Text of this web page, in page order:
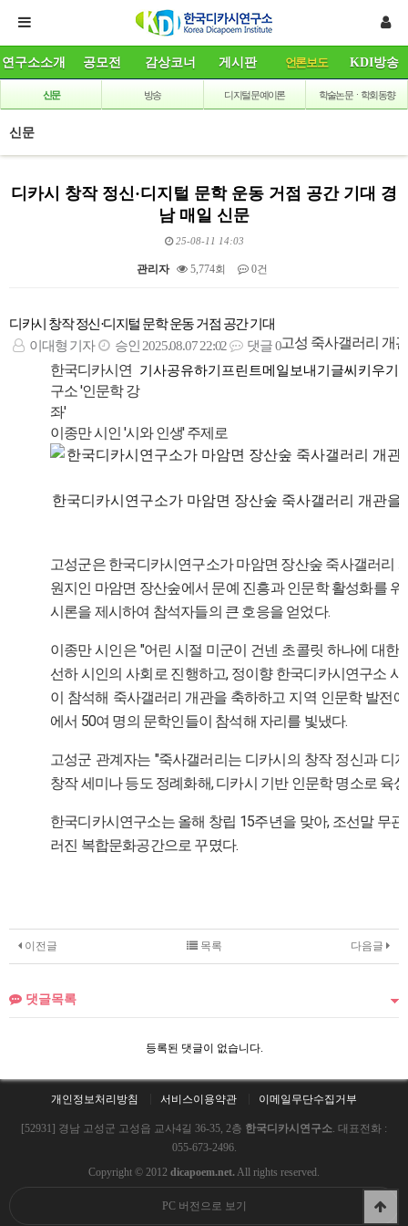
연구소소개 공모전 감상코너 게시판 언론보도 KDI방송
신문 방송 디지털 문예이론 학술논문ㆍ학회동향
신문
디카시 창작 정신·디지털 문학 운동 거점 공간 기대 경
남 매일 신문
25-08-11 14:03
관리자 5,774회 0건
디카시 창작 정신·디지털 문학 운동 거점 공간 기대
이대형 기자
승인 2025.08.07 22:02
댓글 0
기사공유하기 프린트메일보내기 글씨키우기
고성 죽사갤러리 개
한국디카시연
구소 '인문학 강
좌'
이종만 시인 '시와 인생' 주제로
한국디카시연구소가 마암면 장산숲 죽사갤러리 개관
고성군은 한국디카시연구소가 마암면 장산숲 죽사갤러리
원지인 마암면 장산숲에서 문예 진흥과 인문학 활성화를
시론을 제시하여 참석자들의 큰 호응을 얻었다.
이종만 시인은 "어린 시절 미군이 건넨 초콜릿 하나에 대
선하 시인의 사회로 진행하고, 정이향 한국디카시연구소
이 참석해 죽사갤러리 개관을 축하하고 지역 인문학 발전
에서 50여 명의 문학인들이 참석해 자리를 빛냈다.
고성군 관계자는 "죽사갤러리는 디카시의 창작 정신과 디
창작 세미나 등도 정례화해, 디카시 기반 인문학 명소로 육
한국디카시연구소는 올해 창립 15주년을 맞아, 조선말 무
러진 복합문화공간으로 꾸몄다.
이전글 다음글
목록
댓글목록
등록된 댓글이 없습니다.
개인정보처리방침 서비스이용약관 이메일무단수집거부
[52931] 경남 고성군 고성읍 교사4길 36-35, 2층 한국디카시연구소. 대표전화 :
055-673-2496.
Copyright © 2012 dicapoem.net. All rights reserved.
PC 버전으로 보기